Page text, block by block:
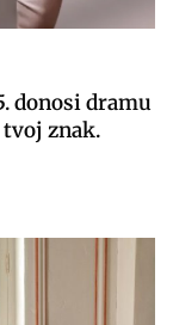
donosi dramu
znak.